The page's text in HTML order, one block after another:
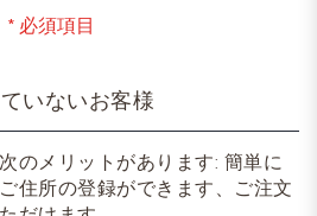
いないお客様
のメリットがあります: 簡単に
住所の登録ができます、ご注文